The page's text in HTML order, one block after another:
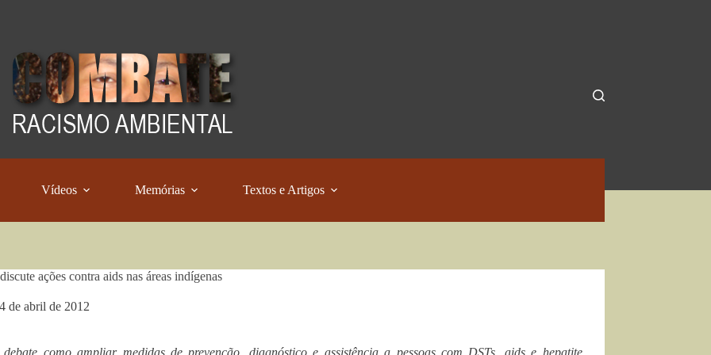
Vídeos Memórias Textos e Artigos
ações contra aids nas áreas indígenas
de abril de 2012
como ampliar medidas de prevenção, diagnóstico e assistência a pessoas com DSTs, aids e hepatite,